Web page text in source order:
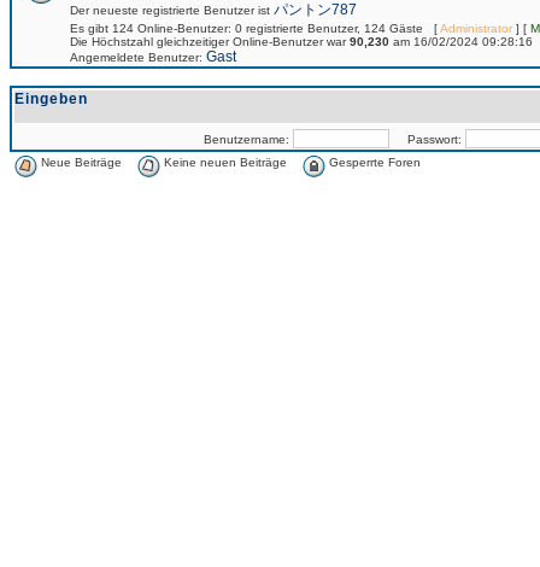
Der neueste registrierte Benutzer ist パントン787
Es gibt 124 Online-Benutzer: 0 registrierte Benutzer, 124 Gäste [Administrator] [
Die Höchstzahl gleichzeitiger Online-Benutzer war90,230 am 16/02/2024 09:28:16
Angemeldete Benutzer: Gast
Eingeben
Benutzername:
Passwort:
Neue Beiträge
Keine neuen Beiträge Gesperrte Foren